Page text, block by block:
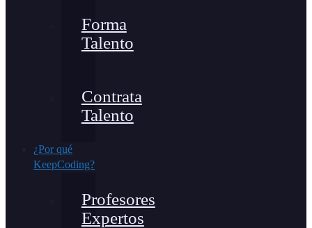
Forma
Talento
Contrata
Talento
¿Por qué
KeepCoding?
Profesores
Expertos